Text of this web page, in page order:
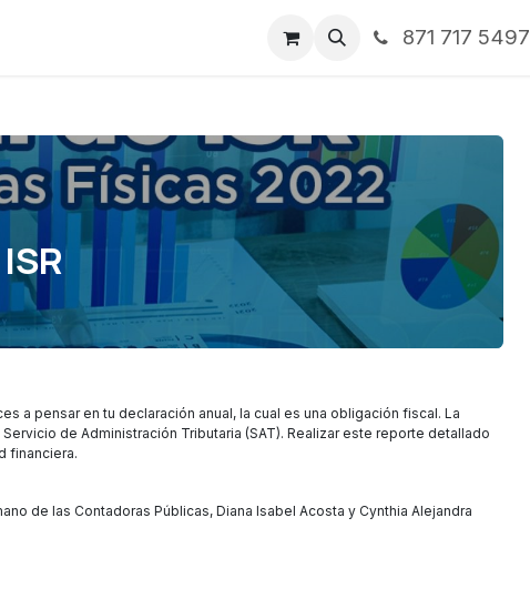
Noticias Contáctenos871 717 5497
a pensar en tu declaración anual, la cual es una obligación fiscal. La
de Administración Tributaria (SAT). Realizar este reporte detallado
financiera.
de las Contadoras Públicas, Diana Isabel Acosta y Cynthia Alejandra